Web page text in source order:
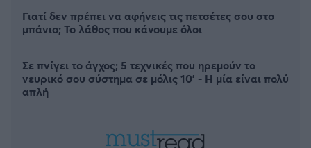
Γιατί δεν πρέπει να αφήνεις τις πετσέτες σου στο
μπάνιο; Το λάθος που κάνουμε όλοι
Σε πνίγει το άγχος; 5 τεχνικές που ηρεμούν το
νευρικό σου σύστημα σε μόλις 10' - Η μία είναι πολύ
απλή